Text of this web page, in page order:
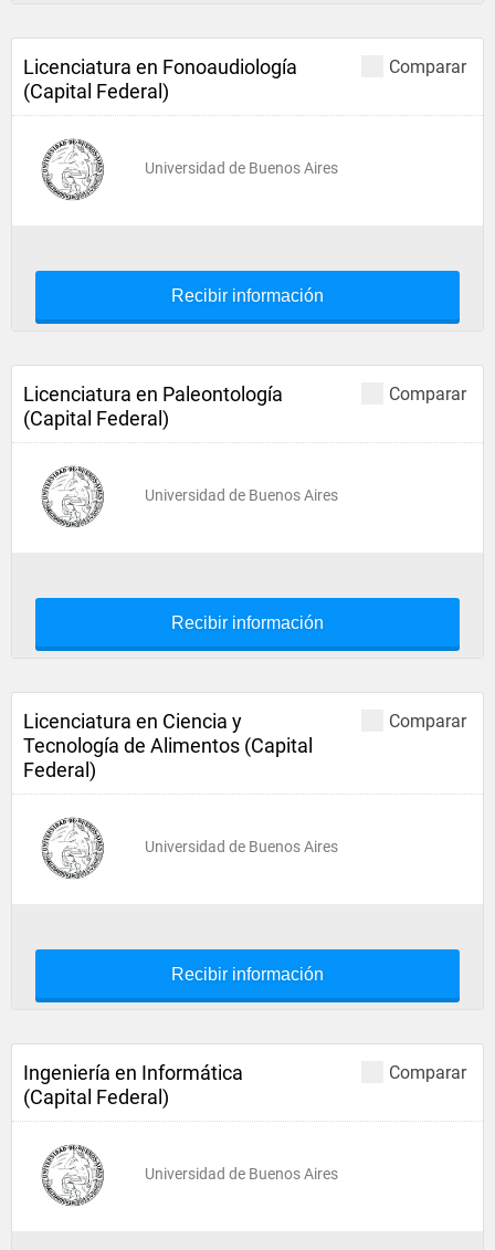
Comparar
Licenciatura en Fonoaudiología
(Capital Federal)
Universidad de Buenos Aires
Recibir información
Comparar
Licenciatura en Paleontología
(Capital Federal)
Universidad de Buenos Aires
Recibir información
Comparar
Licenciatura en Ciencia y
Tecnología de Alimentos (Capital
Federal)
Universidad de Buenos Aires
Recibir información
Comparar
Ingeniería en Informática
(Capital Federal)
Universidad de Buenos Aires